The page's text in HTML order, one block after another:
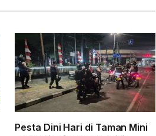
Pesta Dini Hari di Taman Mini